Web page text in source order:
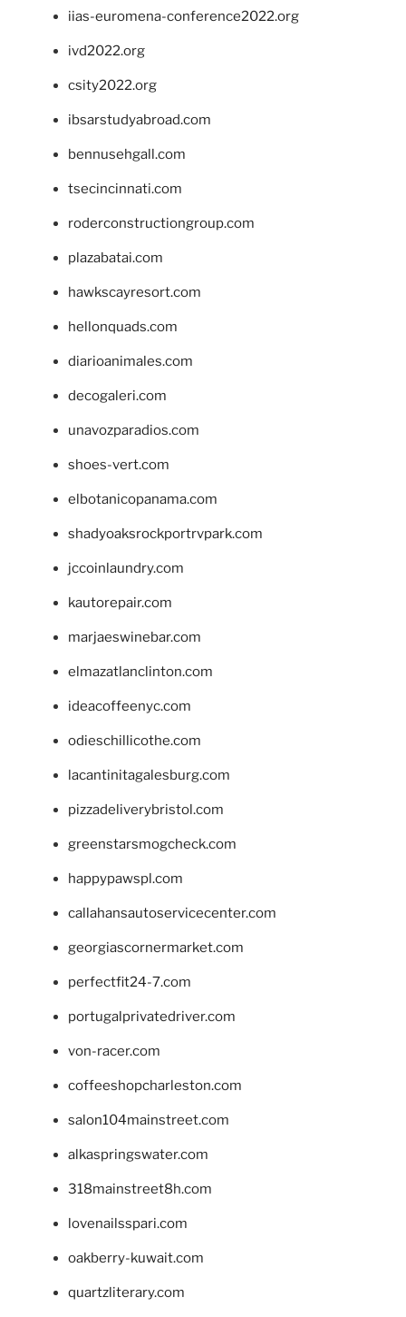
iias-euromena-conference2022.org
ivd2022.org
csity2022.org
ibsarstudyabroad.com
bennusehgall.com
tsecincinnati.com
roderconstructiongroup.com
plazabatai.com
hawkscayresort.com
hellonquads.com
diarioanimales.com
decogaleri.com
unavozparadios.com
shoes-vert.com
elbotanicopanama.com
shadyoaksrockportrvpark.com
jccoinlaundry.com
kautorepair.com
marjaeswinebar.com
elmazatlanclinton.com
ideacoffeenyc.com
odieschillicothe.com
lacantinitagalesburg.com
pizzadeliverybristol.com
greenstarsmogcheck.com
happypawspl.com
callahansautoservicecenter.com
georgiascornermarket.com
perfectfit24-7.com
portugalprivatedriver.com
von-racer.com
coffeeshopcharleston.com
salon104mainstreet.com
alkaspringswater.com
318mainstreet8h.com
lovenailsspari.com
oakberry-kuwait.com
quartzliterary.com